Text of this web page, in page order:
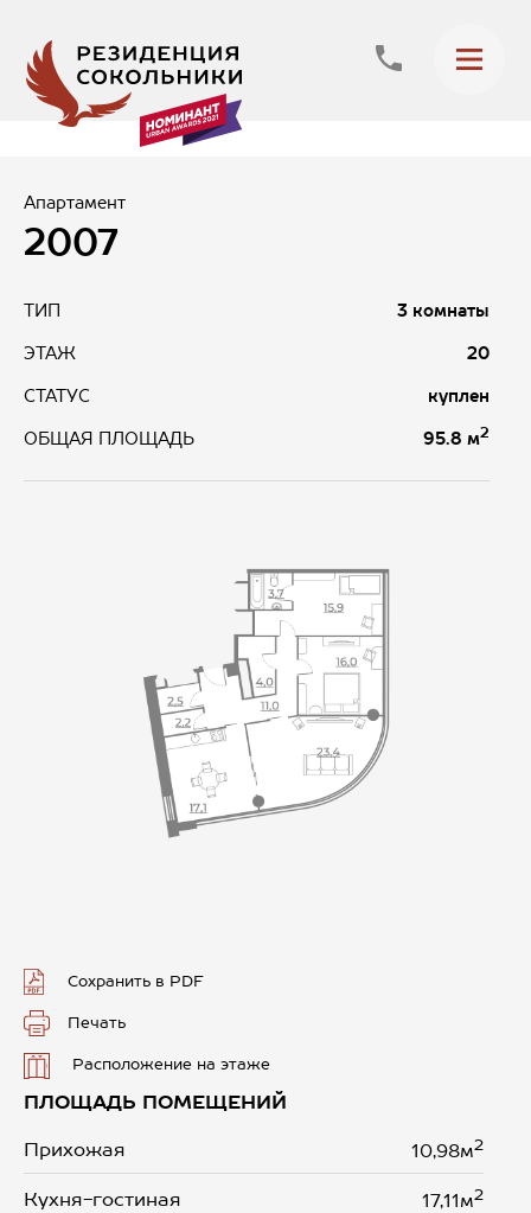
Апартамент
2007
ТИП 3 комнаты
ЭТАЖ 20
СТАТУС куплен
ОБЩАЯ ПЛОЩАДЬ 95.8 м2
Сохранить в PDF
Печать
Расположение на этаже
ПЛОЩАДЬ ПОМЕЩЕНИЙ
Прихожая 10,98м2
Кухня-гостиная 17,11м2